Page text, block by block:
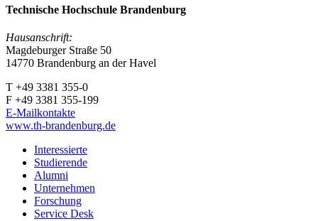
Technische Hochschule Brandenburg
Hausanschrift:
Magdeburger Straße 50
14770 Brandenburg an der Havel
T +49 3381 355-0
F +49 3381 355-199
E-Mailkontakte
www.th-brandenburg.de
Interessierte
Studierende
Alumni
Unternehmen
Forschung
Service Desk